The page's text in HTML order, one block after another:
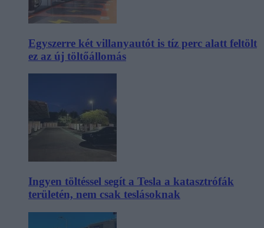
Egyszerre két villanyautót is tíz perc alatt feltölt
ez az új töltőállomás
Ingyen töltéssel segít a Tesla a katasztrófák
területén, nem csak teslásoknak